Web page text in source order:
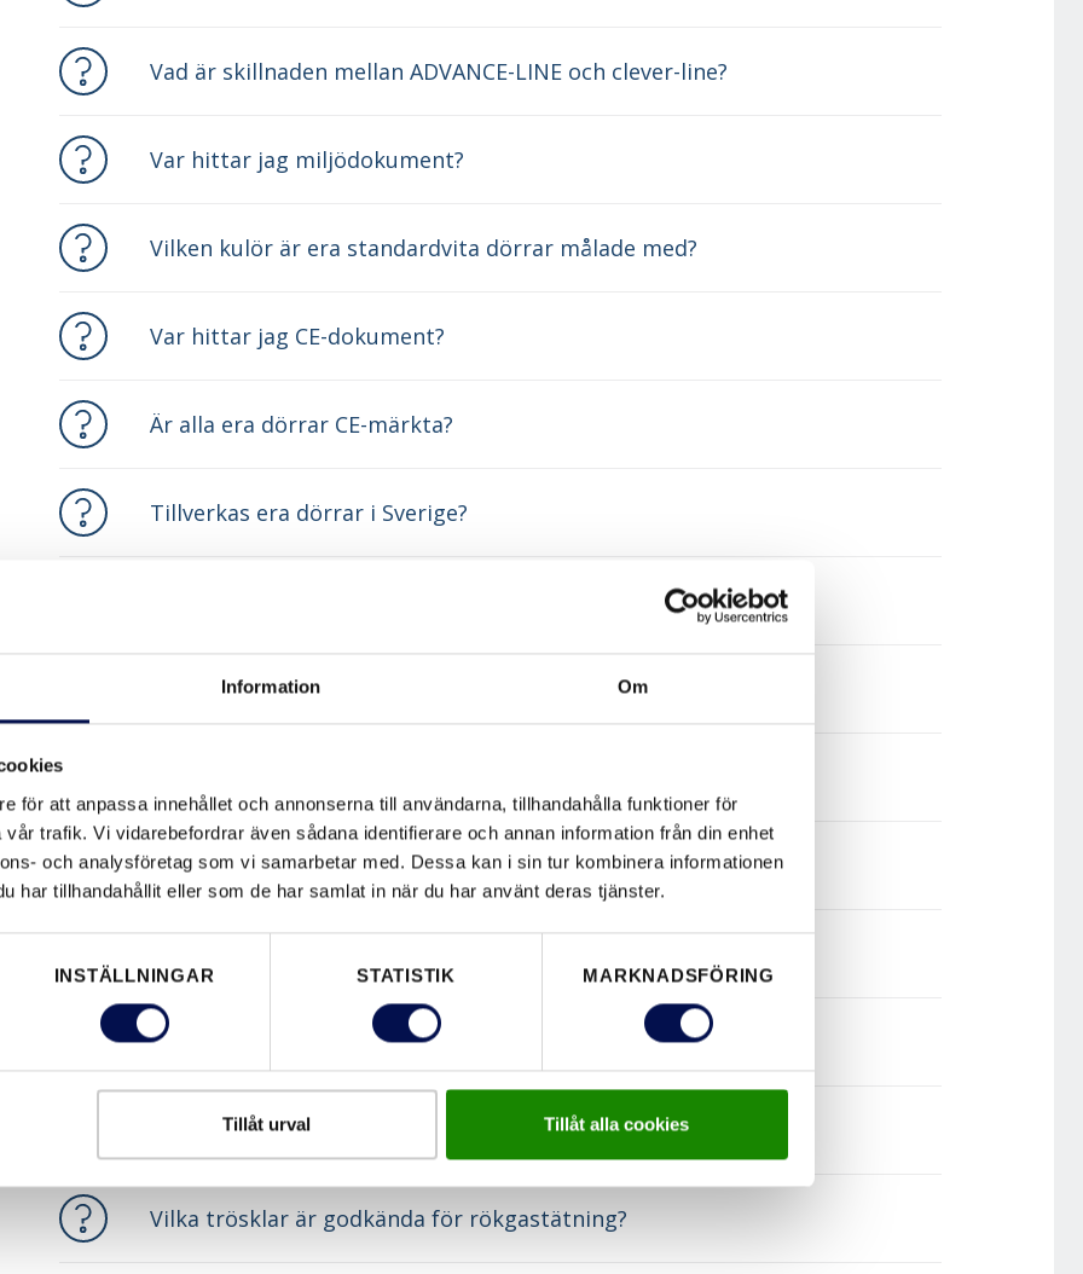
Information Om
för att anpassa innehållet och annonserna till användarna, tillhandahålla funktioner för
trafik. Vi vidarebefordrar även sådana identifierare och annan information från din enhet
och analysföretag som vi samarbetar med. Dessa kan i sin tur kombinera informationen
har tillhandahållit eller som de har samlat in när du har använt deras tjänster.
INSTÄLLNINGAR STATISTIK MARKNADSFÖRING
Tillåt urval Tillåt alla cookies
Vad är skillnaden mellan ADVANCE-LINE och clever-line?
Var hittar jag miljödokument?
Vilken kulör är era standardvita dörrar målade med?
Var hittar jag CE-dokument?
Är alla era dörrar CE-märkta?
Tillverkas era dörrar i Sverige?
Var hittar jag teknisk information?
Var hittar jag kvalitetsdokument?
Varför införs krav på röktäthet och brandgaser?
Vad krävs av en brandgastät dörr?
Vilka trösklar är godkända för rökgastätning?